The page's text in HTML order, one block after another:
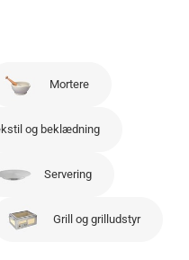
Mortere
og beklædning
Servering
Grill og grilludstyr